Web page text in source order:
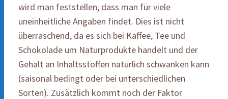
wird man feststellen, dass man für viele
uneinheitliche Angaben findet. Dies ist nicht
überraschend, da es sich bei Kaffee, Tee und
Schokolade um Naturprodukte handelt und der
Gehalt an Inhaltsstoffen natürlich schwanken kann
(saisonal bedingt oder bei unterschiedlichen
Sorten). Zusätzlich kommt noch der Faktor